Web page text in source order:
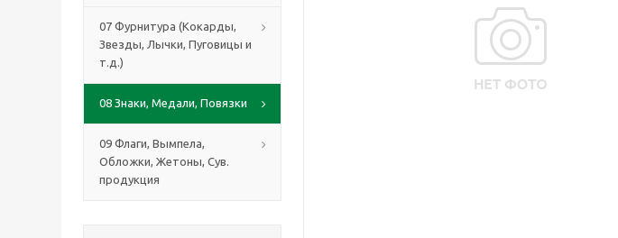
07 Фурнитура (Кокарды,
Звезды, Лычки, Пуговицы и
т.д.)
08 Знаки, Медали, Повязки
09 Флаги, Вымпела,
Обложки, Жетоны, Сув.
продукция